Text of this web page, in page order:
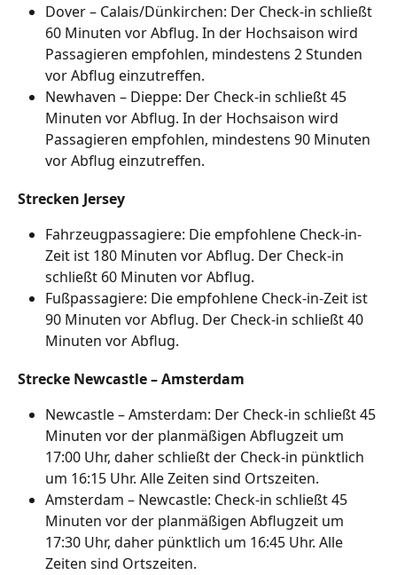
Dover – Calais/Dünkirchen: Der Check-in schließt
60 Minuten vor Abflug. In der Hochsaison wird
Passagieren empfohlen, mindestens 2 Stunden
vor Abflug einzutreffen.
Newhaven – Dieppe: Der Check-in schließt 45
Minuten vor Abflug. In der Hochsaison wird
Passagieren empfohlen, mindestens 90 Minuten
vor Abflug einzutreffen.
Strecken Jersey
Fahrzeugpassagiere: Die empfohlene Check-in-
Zeit ist 180 Minuten vor Abflug. Der Check-in
schließt 60 Minuten vor Abflug.
Fußpassagiere: Die empfohlene Check-in-Zeit ist
90 Minuten vor Abflug. Der Check-in schließt 40
Minuten vor Abflug.
Strecke Newcastle – Amsterdam
Newcastle – Amsterdam: Der Check-in schließt 45
Minuten vor der planmäßigen Abflugzeit um
17:00 Uhr, daher schließt der Check-in pünktlich
um 16:15 Uhr. Alle Zeiten sind Ortszeiten.
Amsterdam – Newcastle: Check-in schließt 45
Minuten vor der planmäßigen Abflugzeit um
17:30 Uhr, daher pünktlich um 16:45 Uhr. Alle
Zeiten sind Ortszeiten.